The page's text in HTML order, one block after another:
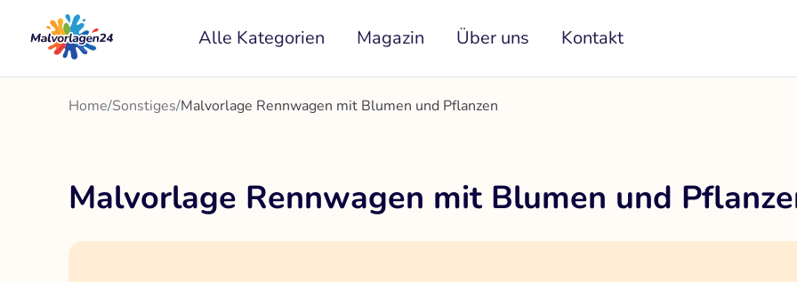
Inhalt
springen
Alle Kategorien Magazin Über uns Kontakt
Home/Sonstiges/Malvorlage Rennwagen mit Blumen und Pflanzen
Malvorlage Rennwagen mit Blumen und